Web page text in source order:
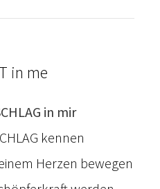
in me
in mir
kennen
Herzen bewegen